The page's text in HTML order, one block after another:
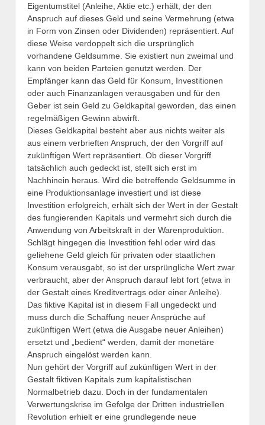
Eigentumstitel (Anleihe, Aktie etc.) erhält, der den
Anspruch auf dieses Geld und seine Vermehrung (etwa
in Form von Zinsen oder Dividenden) repräsentiert. Auf
diese Weise verdoppelt sich die ursprünglich
vorhandene Geldsumme. Sie existiert nun zweimal und
kann von beiden Parteien genutzt werden. Der
Empfänger kann das Geld für Konsum, Investitionen
oder auch Finanzanlagen verausgaben und für den
Geber ist sein Geld zu Geldkapital geworden, das einen
regelmäßigen Gewinn abwirft.
Dieses Geldkapital besteht aber aus nichts weiter als
aus einem verbrieften Anspruch, der den Vorgriff auf
zukünftigen Wert repräsentiert. Ob dieser Vorgriff
tatsächlich auch gedeckt ist, stellt sich erst im
Nachhinein heraus. Wird die betreffende Geldsumme in
eine Produktionsanlage investiert und ist diese
Investition erfolgreich, erhält sich der Wert in der Gestalt
des fungierenden Kapitals und vermehrt sich durch die
Anwendung von Arbeitskraft in der Warenproduktion.
Schlägt hingegen die Investition fehl oder wird das
geliehene Geld gleich für privaten oder staatlichen
Konsum verausgabt, so ist der ursprüngliche Wert zwar
verbraucht, aber der Anspruch darauf lebt fort (etwa in
der Gestalt eines Kreditvertrags oder einer Anleihe).
Das fiktive Kapital ist in diesem Fall ungedeckt und
muss durch die Schaffung neuer Ansprüche auf
zukünftigen Wert (etwa die Ausgabe neuer Anleihen)
ersetzt und „bedient“ werden, damit der monetäre
Anspruch eingelöst werden kann.
Nun gehört der Vorgriff auf zukünftigen Wert in der
Gestalt fiktiven Kapitals zum kapitalistischen
Normalbetrieb dazu. Doch in der fundamentalen
Verwertungskrise im Gefolge der Dritten industriellen
Revolution erhielt er eine grundlegende neue